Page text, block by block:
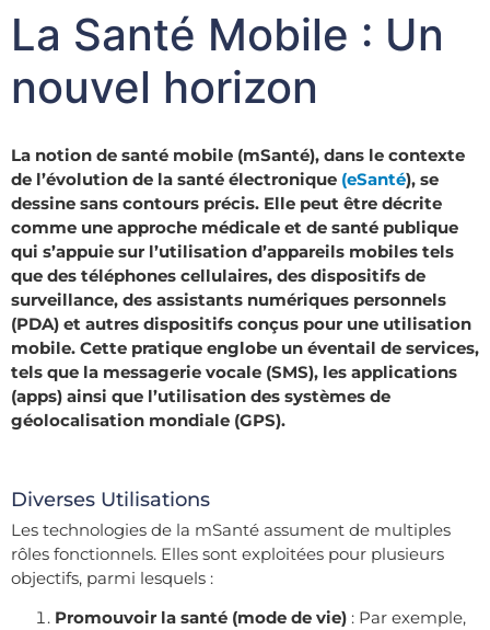
La Santé Mobile : Un
nouvel horizon
La notion de santé mobile (mSanté), dans le contexte
de l’évolution de la santé électronique (eSanté), se
dessine sans contours précis. Elle peut être décrite
comme une approche médicale et de santé publique
qui s’appuie sur l’utilisation d’appareils mobiles tels
que des téléphones cellulaires, des dispositifs de
surveillance, des assistants numériques personnels
(PDA) et autres dispositifs conçus pour une utilisation
mobile. Cette pratique englobe un éventail de services,
tels que la messagerie vocale (SMS), les applications
(apps) ainsi que l’utilisation des systèmes de
géolocalisation mondiale (GPS).
Diverses Utilisations
Les technologies de la mSanté assument de multiples
rôles fonctionnels. Elles sont exploitées pour plusieurs
objectifs, parmi lesquels :
Promouvoir la santé (mode de vie) : Par exemple,